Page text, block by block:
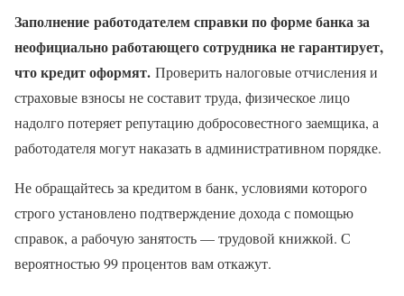
Заполнение работодателем справки по форме банка за
неофициально работающего сотрудника не гарантирует,
что кредит оформят. Проверить налоговые отчисления и
страховые взносы не составит труда, физическое лицо
надолго потеряет репутацию добросовестного заемщика, а
работодателя могут наказать в административном порядке.
Не обращайтесь за кредитом в банк, условиями которого
строго установлено подтверждение дохода с помощью
справок, а рабочую занятость — трудовой книжкой. С
вероятностью 99 процентов вам откажут.